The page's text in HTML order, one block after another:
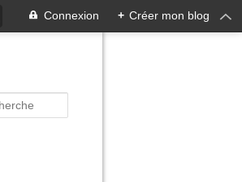
Connexion + Créer mon blog